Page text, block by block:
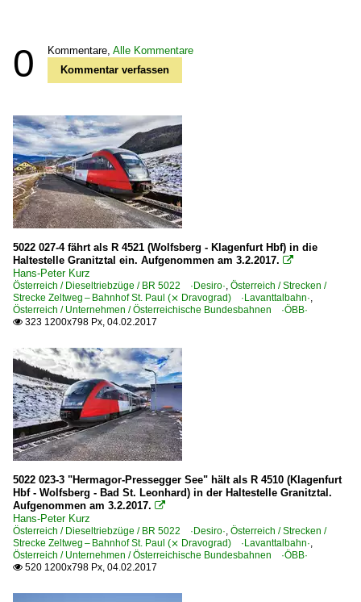
0 Kommentare, Alle Kommentare
Kommentar verfassen
5022 027-4 fährt als R 4521 (Wolfsberg - Klagenfurt Hbf) in die
Haltestelle Granitztal ein. Aufgenommen am 3.2.2017. 
Hans-Peter Kurz
Österreich / Dieseltriebzüge / BR 5022 ·Desiro·, Österreich / Strecken /
Strecke Zeltweg – Bahnhof St. Paul (⨯ Dravograd) ·Lavanttalbahn·,
Österreich / Unternehmen / Österreichische Bundesbahnen ·ÖBB·
 323 1200x798 Px, 04.02.2017
5022 023-3 "Hermagor-Pressegger See" hält als R 4510 (Klagenfurt
Hbf - Wolfsberg - Bad St. Leonhard) in der Haltestelle Granitztal.
Aufgenommen am 3.2.2017. 
Hans-Peter Kurz
Österreich / Dieseltriebzüge / BR 5022 ·Desiro·, Österreich / Strecken /
Strecke Zeltweg – Bahnhof St. Paul (⨯ Dravograd) ·Lavanttalbahn·,
Österreich / Unternehmen / Österreichische Bundesbahnen ·ÖBB·
 520 1200x798 Px, 04.02.2017